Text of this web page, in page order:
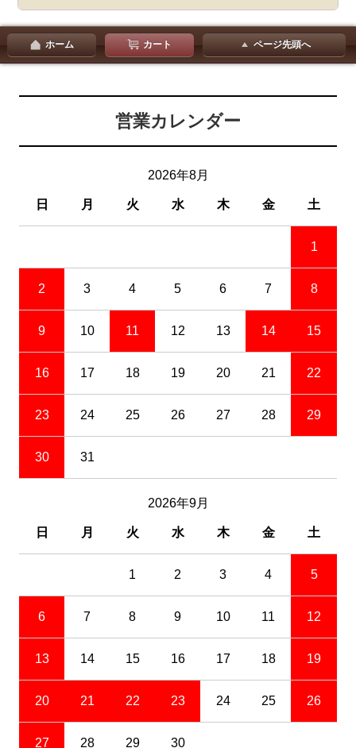
ホーム カート ページ先頭へ
営業カレンダー
2026年8月
日 月 火 水 木 金 土
1
2 3 4 5 6 7 8
9 10 11 12 13 14 15
16 17 18 19 20 21 22
23 24 25 26 27 28 29
30 31
2026年9月
日 月 火 水 木 金 土
1 2 3 4 5
6 7 8 9 10 11 12
13 14 15 16 17 18 19
20 21 22 23 24 25 26
27 28 29 30